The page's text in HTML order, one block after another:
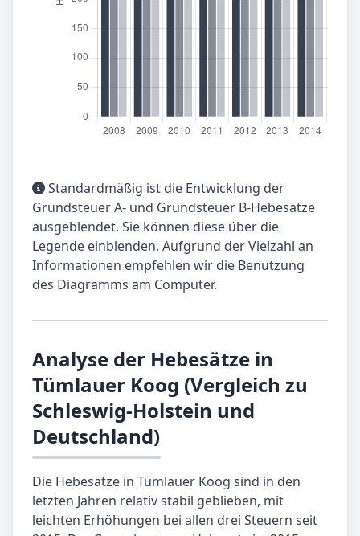
Standardmäßig ist die Entwicklung der
Grundsteuer A- und Grundsteuer B-Hebesätze
ausgeblendet. Sie können diese über die
Legende einblenden. Aufgrund der Vielzahl an
Informationen empfehlen wir die Benutzung
des Diagramms am Computer.
Analyse der Hebesätze in
Tümlauer Koog (Vergleich zu
Schleswig-Holstein und
Deutschland)
Die Hebesätze in Tümlauer Koog sind in den
letzten Jahren relativ stabil geblieben, mit
leichten Erhöhungen bei allen drei Steuern seit